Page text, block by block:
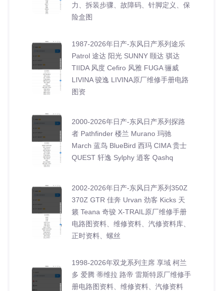
力、拆装步骤、故障码、针脚定义、保
险盒图
1987-2026年日产-东风日产系列途乐
Patrol 途达 阳光 SUNNY 颐达 骐达
TIIDA 风度 Cefiro 风雅 FUGA 骊威
LIVINA 骏逸 LIVINA原厂维修手册电路
图资
2000-2026年日产-东风日产系列探路
者 Pathfinder 楼兰 Murano 玛驰
March 蓝鸟 BlueBird 西玛 CIMA 贵士
QUEST 轩逸 Sylphy 逍客 Qashq
2002-2026年日产-东风日产系列350Z
370Z GTR 佳奔 Urvan 劲客 Kicks 天
籁 Teana 奇骏 X-TRAIL原厂维修手册
电路图资料、维修资料、汽修资料库、
正时资料、螺丝
1998-2026年双龙系列主席 享域 柯兰
多 爱腾 蒂维拉 路帝 雷斯特原厂维修手
册电路图资料、维修资料、汽修资料